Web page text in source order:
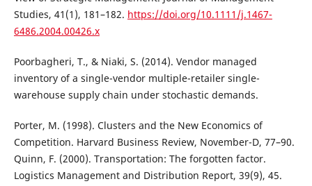
Studies, 41(1), 181–182. https://doi.org/10.1111/j.1467-
6486.2004.00426.x
Poorbagheri, T., & Niaki, S. (2014). Vendor managed
inventory of a single-vendor multiple-retailer single-
warehouse supply chain under stochastic demands.
Porter, M. (1998). Clusters and the New Economics of
Competition. Harvard Business Review, November-D, 77–90.
Quinn, F. (2000). Transportation: The forgotten factor.
Logistics Management and Distribution Report, 39(9), 45.